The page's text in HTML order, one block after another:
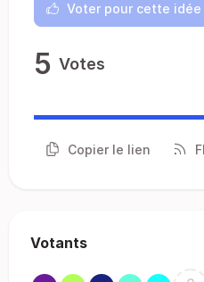
Voter pour cette idée
5 Votes
Copier le lien
Votants